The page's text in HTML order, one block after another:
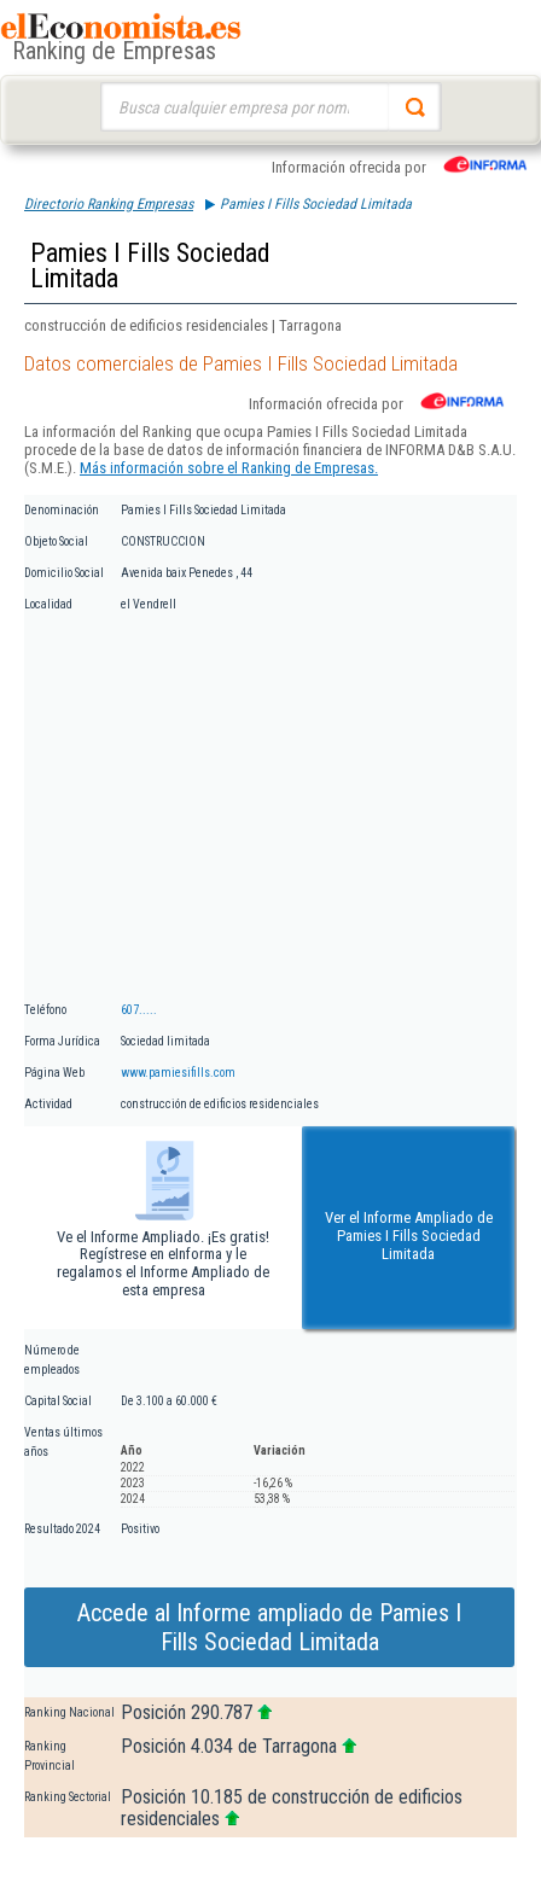
Ranking de Empresas
Información ofrecida por
Directorio Ranking Empresas Pamies I Fills Sociedad Limitada
Pamies I Fills Sociedad
Limitada
construcción de edificios residenciales | Tarragona
Datos comerciales de Pamies I Fills Sociedad Limitada
Información ofrecida por
La información del Ranking que ocupa Pamies I Fills Sociedad Limitada
procede de la base de datos de información financiera de INFORMA D&B S.A.U.
(S.M.E.). Más información sobre el Ranking de Empresas.
Denominación Pamies I Fills Sociedad Limitada
Objeto Social CONSTRUCCION
Domicilio Social Avenida baix Penedes , 44
Localidad el Vendrell
Teléfono 607.....
Forma Jurídica Sociedad limitada
Página Web www.pamiesifills.com
Actividad construcción de edificios residenciales
Ve el Informe Ampliado. ¡Es gratis!
Regístrese en eInforma y le
regalamos el Informe Ampliado de
esta empresa
Ver el Informe Ampliado de
Pamies I Fills Sociedad
Limitada
Número de
empleados
Capital Social De 3.100 a 60.000 €
Ventas últimos
años
Año
Variación
2022
2023
-16,26 %
2024
53,38 %
Resultado 2024 Positivo
Accede al Informe ampliado de Pamies I
Fills Sociedad Limitada
Ranking Nacional Posición 290.787
Ranking
Provincial
Posición 4.034 de Tarragona
Ranking Sectorial
Posición 10.185 de construcción de edificios
residenciales